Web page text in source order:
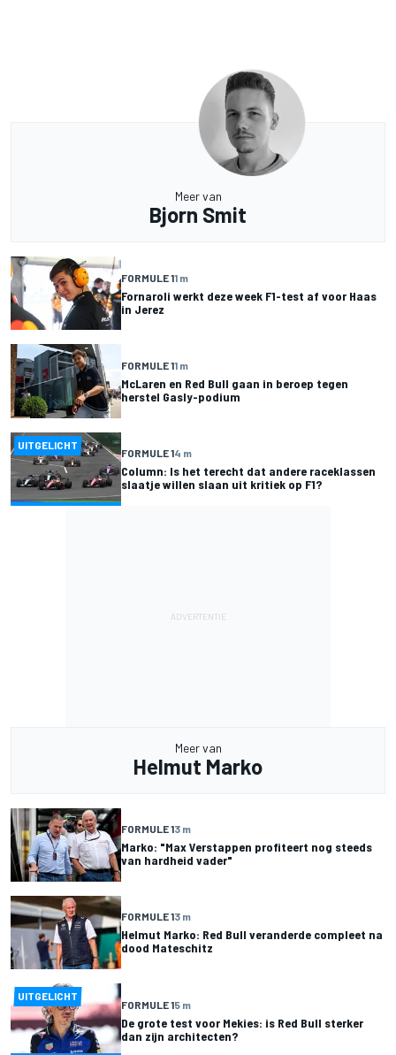
Meer van
Bjorn Smit
FORMULE 11 m
Fornaroli werkt deze week F1-test af voor Haas
in Jerez
FORMULE 11 m
McLaren en Red Bull gaan in beroep tegen
herstel Gasly-podium
UITGELICHT
FORMULE 14 m
Column: Is het terecht dat andere raceklassen
slaatje willen slaan uit kritiek op F1?
Meer van
Helmut Marko
FORMULE 13 m
Marko: "Max Verstappen profiteert nog steeds
van hardheid vader"
FORMULE 13 m
Helmut Marko: Red Bull veranderde compleet na
dood Mateschitz
UITGELICHT
FORMULE 15 m
De grote test voor Mekies: is Red Bull sterker
dan zijn architecten?